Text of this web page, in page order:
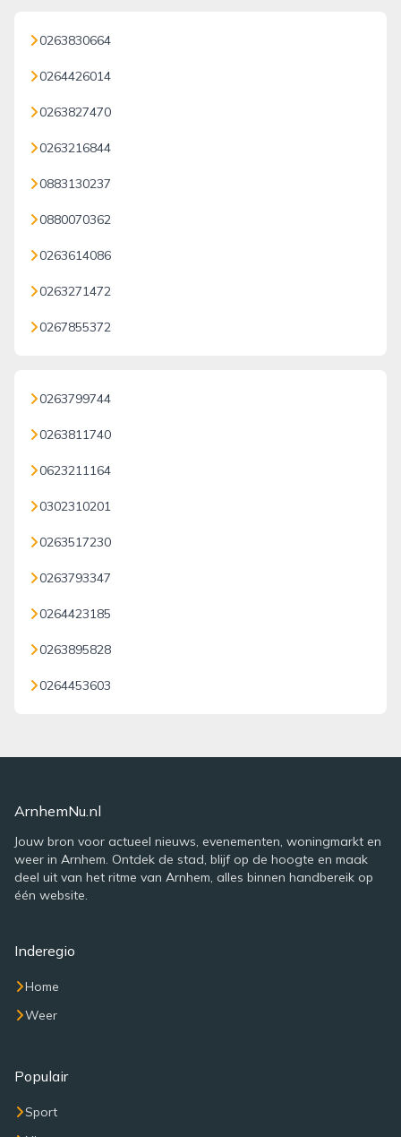
0263830664
0264426014
0263827470
0263216844
0883130237
0880070362
0263614086
0263271472
0267855372
0263799744
0263811740
0623211164
0302310201
0263517230
0263793347
0264423185
0263895828
0264453603
ArnhemNu.nl
Jouw bron voor actueel nieuws, evenementen, woningmarkt en
weer in Arnhem. Ontdek de stad, blijf op de hoogte en maak
deel uit van het ritme van Arnhem, alles binnen handbereik op
één website.
Inderegio
Home
Weer
Populair
Sport